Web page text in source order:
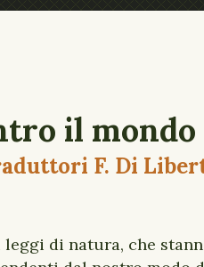
il mondo
F. Di
di natura, che